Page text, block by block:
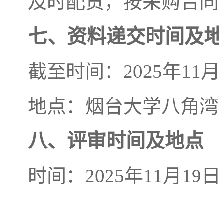
七、资料递交时间及
截至时间：2025年11
地点：烟台大学八角
八、评审时间及地点
时间：2025年11月19